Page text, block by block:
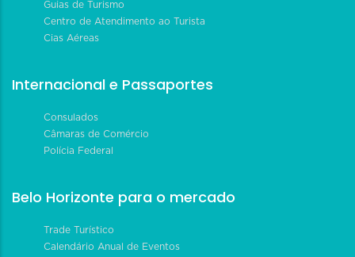
Guias de Turismo
Centro de Atendimento ao Turista
Cias Aéreas
Internacional e Passaportes
Consulados
Câmaras de Comércio
Polícia Federal
Belo Horizonte para o mercado
Trade Turístico
Calendário Anual de Eventos